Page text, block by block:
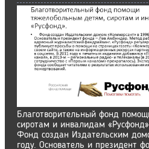
Благотворительный фонд
сиротам и инвалидам
Фонд создан Издательским
году. Основатель и президент